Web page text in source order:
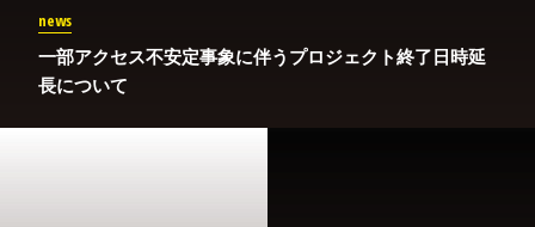
news
一部アクセス不安定事象に伴うプロジェクト終了日時延
長について